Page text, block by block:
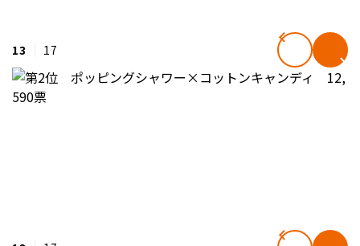
13 17